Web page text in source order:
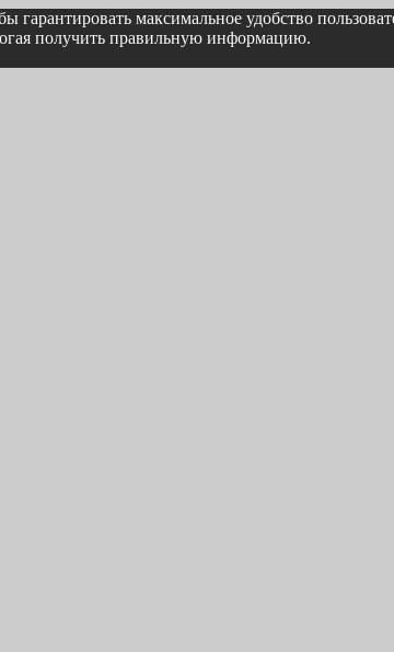
максимальное удобство
получить правильную информацию.